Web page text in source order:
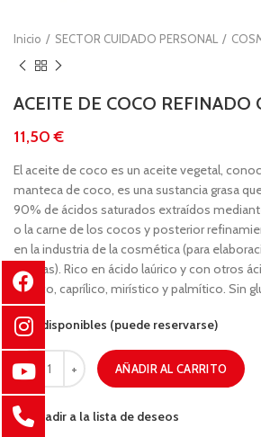
Inicio SECTOR CUIDADO PERSONAL
ACEITE DE COCO REFINADO
€
El aceite de coco es un aceite vegetal,
manteca de coco, es una sustancia grasa
90% de ácidos saturados extraídos
o la carne de los cocos y posterior
en la industria de la cosmética (para
cremas). Rico en ácido laúrico y con otros
cáprico, caprílico, mirístico y palmítico. Sin
8 disponibles (puede reservarse)
AÑADIR AL CARRITO
Añadir a la lista de deseos